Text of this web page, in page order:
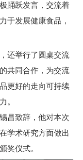
踊跃发言，交流着
于发展健康食品，
还举行了圆桌交流
共同合作，为交流
更好的走向可持续
。
昌致辞，他对本次
学术研究方面做出
奖仪式。